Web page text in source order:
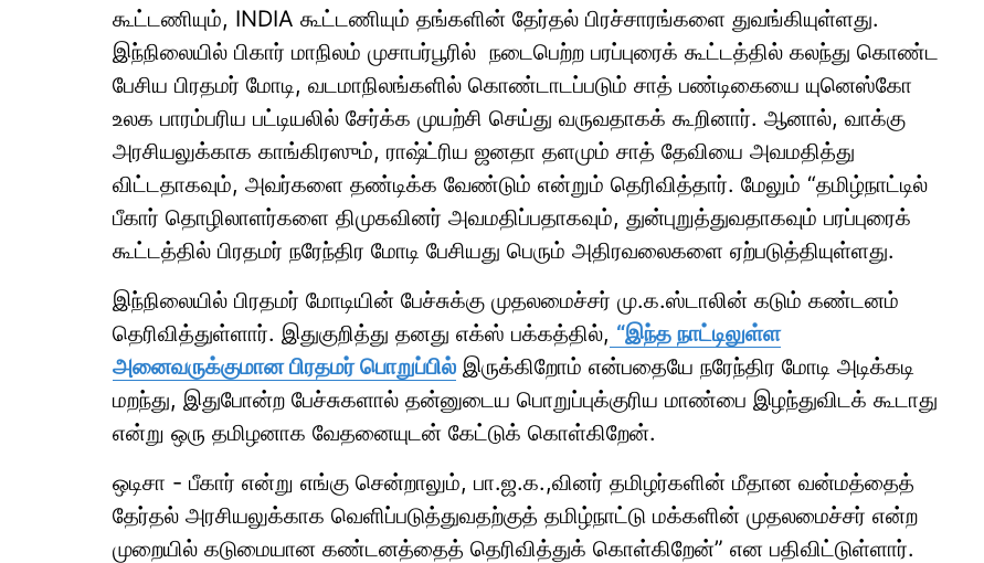
கூட்டணியும், INDIA கூட்டணியும் தங்களின் தேர்தல் பிரச்சாரங்களை துவங்கியுள்ளது.
இந்நிலையில் பிகார் மாநிலம் முசாபர்பூரில் நடைபெற்ற பரப்புரைக் கூட்டத்தில் கலந்து கொண்ட
பேசிய பிரதமர் மோடி, வடமாநிலங்களில் கொண்டாடப்படும் சாத் பண்டிகையை யுனெஸ்கோ
உலக பாரம்பரிய பட்டியலில் சேர்க்க முயற்சி செய்து வருவதாகக் கூறினார். ஆனால், வாக்கு
அரசியலுக்காக காங்கிரஸும், ராஷ்ட்ரிய ஜனதா தளமும் சாத் தேவியை அவமதித்து
விட்டதாகவும், அவர்களை தண்டிக்க வேண்டும் என்றும் தெரிவித்தார். மேலும் “தமிழ்நாட்டில்
பீகார் தொழிலாளர்களை திமுகவினர் அவமதிப்பதாகவும், துன்புறுத்துவதாகவும் பரப்புரைக்
கூட்டத்தில் பிரதமர் நரேந்திர மோடி பேசியது பெரும் அதிரவலைகளை ஏற்படுத்தியுள்ளது.
இந்நிலையில் பிரதமர் மோடியின் பேச்சுக்கு முதலமைச்சர் மு.க.ஸ்டாலின் கடும் கண்டனம்
தெரிவித்துள்ளார். இதுகுறித்து தனது எக்ஸ் பக்கத்தில், “இந்த நாட்டிலுள்ள
அனைவருக்குமான பிரதமர் பொறுப்பில் இருக்கிறோம் என்பதையே நரேந்திர மோடி அடிக்கடி
மறந்து, இதுபோன்ற பேச்சுகளால் தன்னுடைய பொறுப்புக்குரிய மாண்பை இழந்துவிடக் கூடாது
என்று ஒரு தமிழனாக வேதனையுடன் கேட்டுக் கொள்கிறேன்.
ஒடிசா - பீகார் என்று எங்கு சென்றாலும், பா.ஜ.க.,வினர் தமிழர்களின் மீதான வன்மத்தைத்
தேர்தல் அரசியலுக்காக வெளிப்படுத்துவதற்குத் தமிழ்நாட்டு மக்களின் முதலமைச்சர் என்ற
முறையில் கடுமையான கண்டனத்தைத் தெரிவித்துக் கொள்கிறேன்” என பதிவிட்டுள்ளார்.